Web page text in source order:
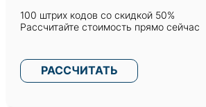
100 штрих кодов со скидкой 50%
Рассчитайте стоимость прямо сейчас
РАССЧИТАТЬ